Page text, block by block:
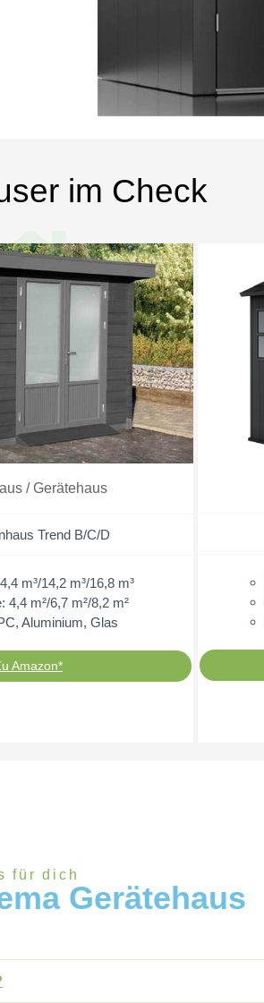
im Check
/ Gerätehaus
Trend B/C/D
m³/14,2 m³/16,8 m³
4,4 m²/6,7 m²/8,2 m²
Aluminium, Glas
Amazon*
für dich
Gerätehaus